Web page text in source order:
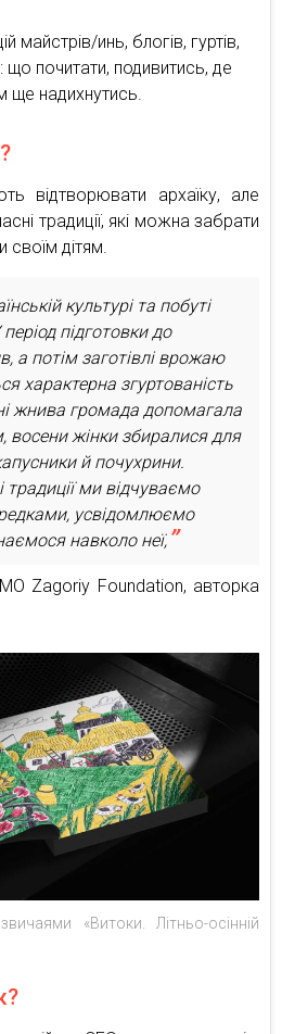
майстрів/инь, блогів, гуртів,
що почитати, подивитись, де
ще надихнутись.
відтворювати архаїку, але
традиції, які можна забрати
своїм дітям.
культурі та побуті
підготовки до
а потім заготівлі врожаю
характерна згуртованість
жнива громада допомагала
восени жінки збиралися для
й почухрини.
ми відчуваємо
усвідомлюємо
навколо неї,
Zagoriy Foundation, авторка
«Витоки. Літньо-осінній